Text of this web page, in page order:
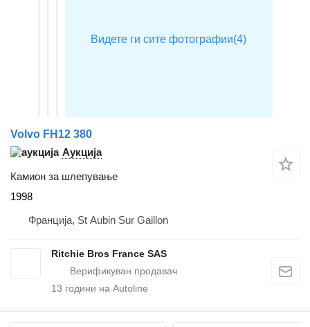
Volvo FH12 380
Аукција
Камион за шлепување
1998
Франција, St Aubin Sur Gaillon
Ritchie Bros France SAS
13 години на Autoline